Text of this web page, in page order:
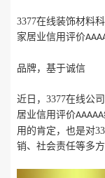
3377在线装饰材料
家居业信用评价
品牌，基于诚信
近日，3377在线公
居业信用评价AAAAA
用的肯定，也是对
销、社会责任等多